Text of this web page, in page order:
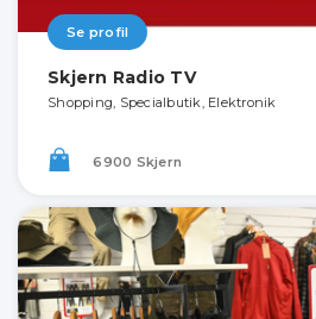
Se profil
Skjern Radio TV
Shopping, Specialbutik, Elektronik
6900 Skjern